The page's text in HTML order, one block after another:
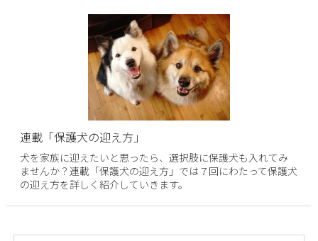
連載「保護犬の迎え方」
犬を家族に迎えたいと思ったら、選択肢に保護犬も入れてみ
ませんか？連載「保護犬の迎え方」では７回にわたって保護犬
の迎え方を詳しく紹介していきます。